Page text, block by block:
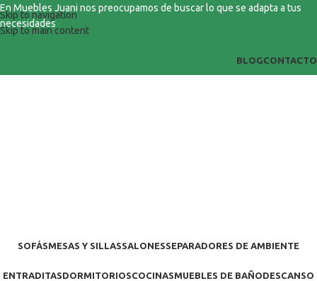
Skip to navigation
Skip to main content
En Muebles Juani nos preocupamos de buscar lo que se adapta a tus
necesidades
BLOGCONTACTO
SOFÁSMESAS Y SILLASSALONESSEPARADORES DE AMBIENTE
ENTRADITASDORMITORIOSCOCINASMUEBLES DE BAÑODESCANSO